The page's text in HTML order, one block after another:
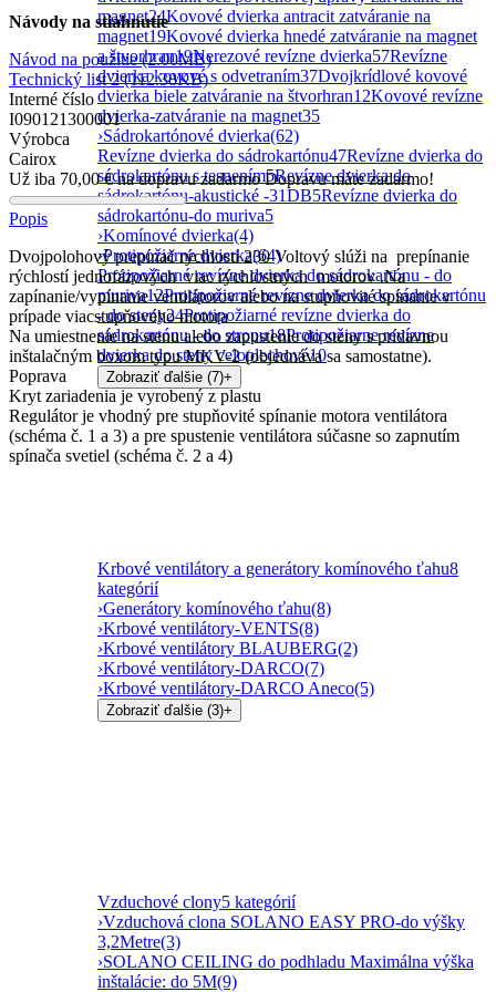
magnet24Kovové dvierka antracit zatváranie na
magnet19Kovové dvierka hnedé zatváranie na magnet
a štvorhran19Nerezové revízne dvierka57Revízne
dvierka kovové s odvetraním37Dvojkrídlové kovové
dvierka biele zatváranie na štvorhran12Kovové revízne
dvierka-zatváranie na magnet35
›Sádrokartónové dvierka(62)
Revízne dvierka do sádrokartónu47Revízne dvierka do
sádrokartónu s tesnením5Revízne dvierka do
sádrokartónu-akustické -31DB5Revízne dvierka do
sádrokartónu-do muriva5
›Komínové dvierka(4)
›Protipožiarne dvierka(64)
Protipožiarné revízne dvierka do sádrokartónu - do
muriva12Protipožiarné revízne dvierka do sádrokartónu
- do steny24Protipožiarné revízne dvierka do
sádrokartónu - do stropu18Protipožiarne revízne
dvierka do steny celoplechové10
Zobraziť ďalšie (7)+
Krbové ventilátory a generátory komínového ťahu8
kategórií
›Generátory komínového ťahu(8)
›Krbové ventilátory-VENTS(8)
›Krbové ventilátory BLAUBERG(2)
›Krbové ventilátory-DARCO(7)
›Krbové ventilátory-DARCO Aneco(5)
Zobraziť ďalšie (3)+
Vzduchové clony5 kategórií
›Vzduchová clona SOLANO EASY PRO-do výšky
3,2Metre(3)
›SOLANO CEILING do podhladu Maximálna výška
inštalácie: do 5M(9)
Návody na stiahnutie
Návod na použitie (2.00MB)
Technický list 2 (112.38KB)
Interné číslo
I090121300001
Výrobca
Cairox
Už iba 70,00€na dopravu zadarmo Dopravu máte zadarmo!
Popis
Dvojpolohový prepínač rýchlosti 230 Voltový slúži na prepínanie
rýchlostí jednofázových viac rýchlostných motorov .Na
zapínanie/vypínanie ventilátorov alebo na stupňovité spínanie v
prípade viacstupňového motora
Na umiestnenie na stenu alebo zapustenie do steny s prídavnou
inštalačným boxom typu MKV-2 (objednáva sa samostatne).
Poprava
Kryt zariadenia je vyrobený z plastu
Regulátor je vhodný pre stupňovité spínanie motora ventilátora
(schéma č. 1 a 3) a pre spustenie ventilátora súčasne so zapnutím
spínača svetiel (schéma č. 2 a 4)